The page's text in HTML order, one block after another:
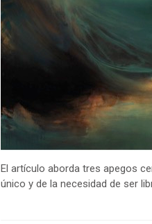
El artículo aborda tres apegos
único y de la necesidad de ser